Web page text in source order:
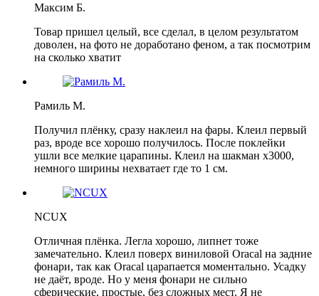
Максим Б.
Товар пришел целый, все сделал, в целом результатом
доволен, на фото не доработано феном, а так посмотрим
на сколько хватит
Рамиль М.
Получил плёнку, сразу наклеил на фары. Клеил первый
раз, вроде все хорошо получилось. После поклейки
ушли все мелкие царапины. Клеил на шакман х3000,
немного ширины нехватает где то 1 см.
NCUX
Отличная плёнка. Легла хорошо, липнет тоже
замечательно. Клеил поверх виниловой Oracal на задние
фонари, так как Oracal царапается моментально. Усадку
не даёт, вроде. Но у меня фонари не сильно
сферические, простые, без сложных мест. Я не